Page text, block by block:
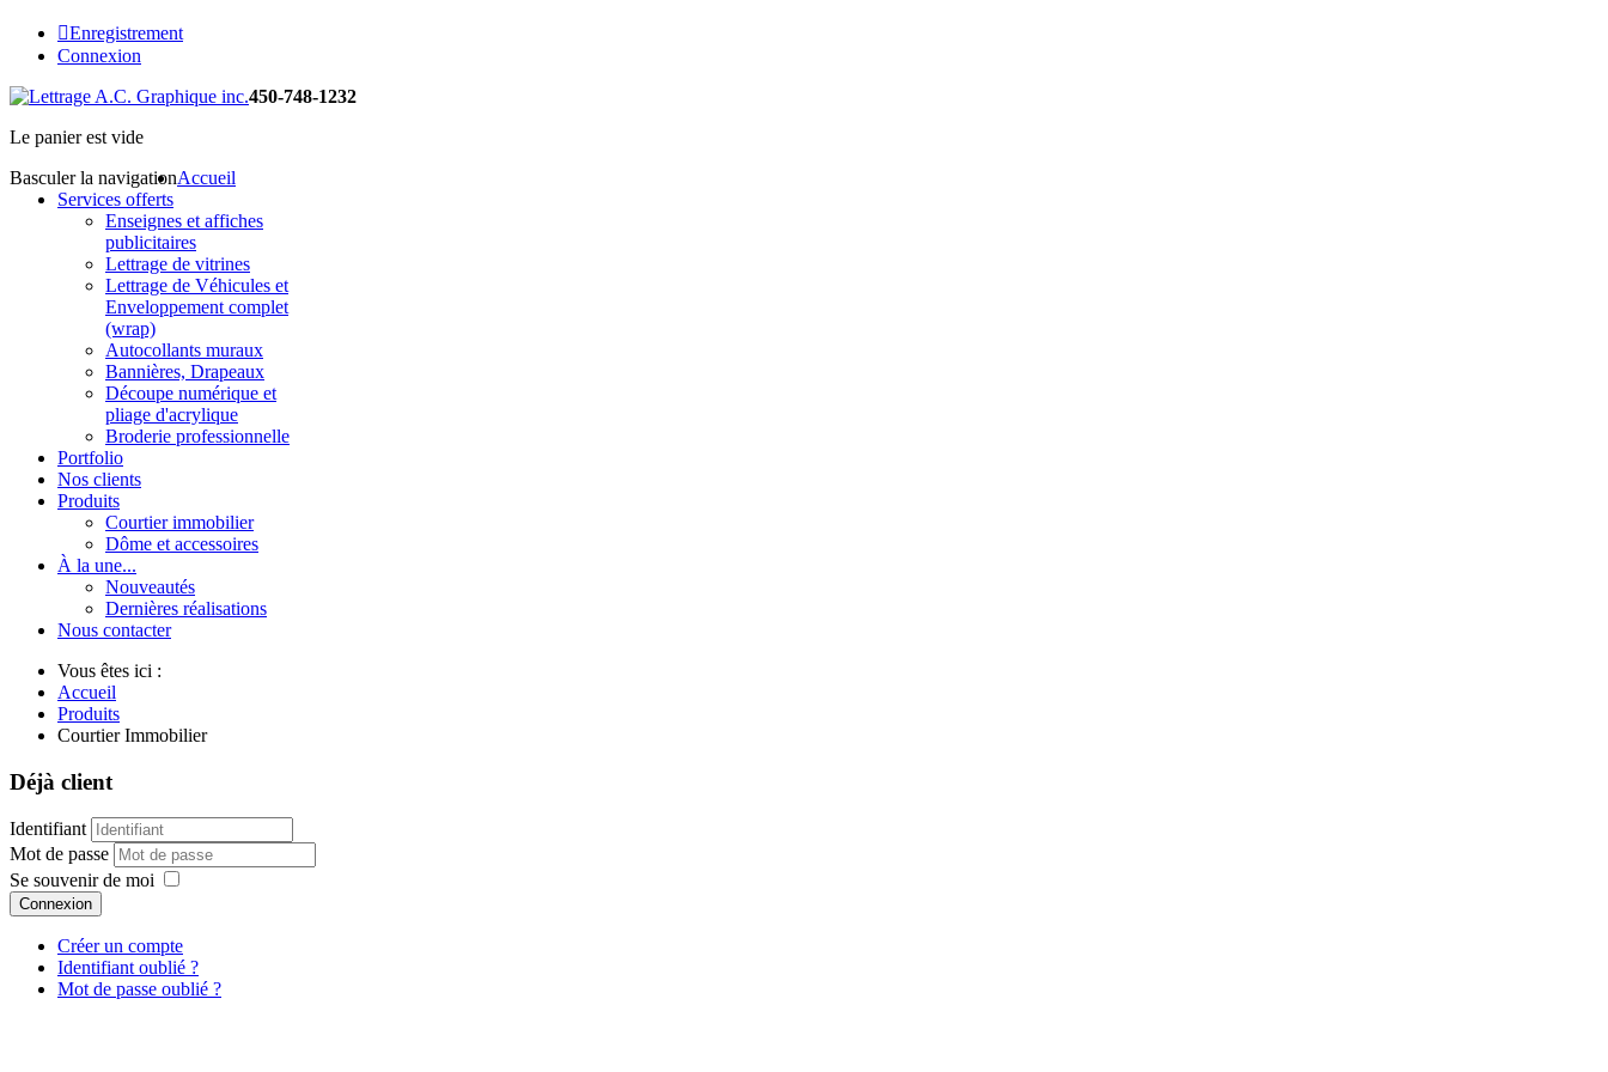
Enregistrement
Connexion
450-748-1232
Le panier est vide
Basculer la navigationAccueil
Services offerts
Enseignes et affiches
publicitaires
Lettrage de vitrines
Lettrage de Véhicules et
Enveloppement complet
(wrap)
Autocollants muraux
Bannières, Drapeaux
Découpe numérique et
pliage d'acrylique
Broderie professionnelle
Portfolio
Nos clients
Produits
Courtier immobilier
Dôme et accessoires
À la une...
Nouveautés
Dernières réalisations
Nous contacter
Vous êtes ici :
Accueil
Produits
Courtier Immobilier
Déjà client
Identifiant
Mot de passe
Se souvenir de moi
Connexion
Créer un compte
Identifiant oublié ?
Mot de passe oublié ?